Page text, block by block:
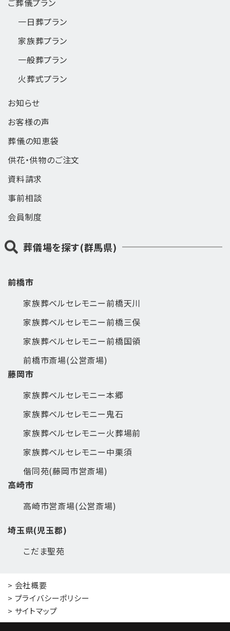
ご葬儀プラン
一日葬プラン
家族葬プラン
一般葬プラン
火葬式プラン
お知らせ
お客様の声
葬儀の知恵袋
供花・供物のご注文
資料請求
事前相談
会員制度
葬儀場を探す(群馬県)
前橋市
家族葬ベルセレモニー前橋天川
家族葬ベルセレモニー前橋三俣
家族葬ベルセレモニー前橋国領
前橋市斎場(公営斎場)
藤岡市
家族葬ベルセレモニー本郷
家族葬ベルセレモニー鬼石
家族葬ベルセレモニー火葬場前
家族葬ベルセレモニー中栗須
偕同苑(藤岡市営斎場)
高崎市
高崎市営斎場(公営斎場)
埼玉県(児玉郡)
こだま聖苑
> 会社概要
> プライバシーポリシー
> サイトマップ